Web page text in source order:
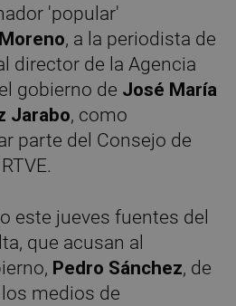
'popular'
, a la periodista de
director de la Agencia
gobierno de José María
Jarabo, como
parte del Consejo de
este jueves fuentes del
que acusan al
Pedro Sánchez, de
medios de